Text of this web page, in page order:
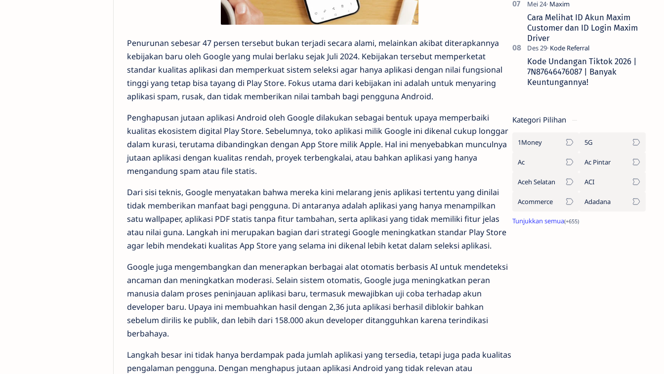
Penurunan sebesar 47 persen tersebut bukan terjadi secara alami, melainkan akibat diterapkannya
kebijakan baru oleh Google yang mulai berlaku sejak Juli 2024. Kebijakan tersebut memperketat
standar kualitas aplikasi dan memperkuat sistem seleksi agar hanya aplikasi dengan nilai fungsional
tinggi yang tetap bisa tayang di Play Store. Fokus utama dari kebijakan ini adalah untuk menyaring
aplikasi spam, rusak, dan tidak memberikan nilai tambah bagi pengguna Android.
Penghapusan jutaan aplikasi Android oleh Google dilakukan sebagai bentuk upaya memperbaiki
kualitas ekosistem digital Play Store. Sebelumnya, toko aplikasi milik Google ini dikenal cukup longgar
dalam kurasi, terutama dibandingkan dengan App Store milik Apple. Hal ini menyebabkan munculnya
jutaan aplikasi dengan kualitas rendah, proyek terbengkalai, atau bahkan aplikasi yang hanya
mengandung spam atau file statis.
Dari sisi teknis, Google menyatakan bahwa mereka kini melarang jenis aplikasi tertentu yang dinilai
tidak memberikan manfaat bagi pengguna. Di antaranya adalah aplikasi yang hanya menampilkan
satu wallpaper, aplikasi PDF statis tanpa fitur tambahan, serta aplikasi yang tidak memiliki fitur jelas
atau nilai guna. Langkah ini merupakan bagian dari strategi Google meningkatkan standar Play Store
agar lebih mendekati kualitas App Store yang selama ini dikenal lebih ketat dalam seleksi aplikasi.
Google juga mengembangkan dan menerapkan berbagai alat otomatis berbasis AI untuk mendeteksi
ancaman dan meningkatkan moderasi. Selain sistem otomatis, Google juga meningkatkan peran
manusia dalam proses peninjauan aplikasi baru, termasuk mewajibkan uji coba terhadap akun
developer baru. Upaya ini membuahkan hasil dengan 2,36 juta aplikasi berhasil diblokir bahkan
sebelum dirilis ke publik, dan lebih dari 158.000 akun developer ditangguhkan karena terindikasi
berbahaya.
Langkah besar ini tidak hanya berdampak pada jumlah aplikasi yang tersedia, tetapi juga pada kualitas
pengalaman pengguna. Dengan menghapus jutaan aplikasi Android yang tidak relevan atau
Cara Melihat ID Akun Maxim
Customer dan ID Login Maxim
Driver
Kode Undangan Tiktok 2026 |
7N87646476087 | Banyak
Keuntungannya!
Kategori Pilihan
1Money 5G
Ac Ac Pintar
Aceh Selatan ACI
Acommerce Adadana